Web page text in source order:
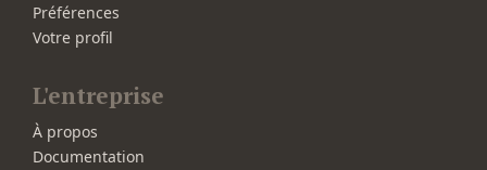
Préférences
Votre profil
L'entreprise
À propos
Documentation